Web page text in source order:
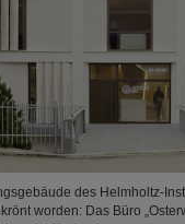
des Helmholtz-
worden: Das Büro